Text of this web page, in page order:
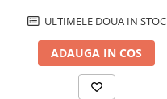
ULTIMELE DOUA IN STOC
ADAUGA IN COS